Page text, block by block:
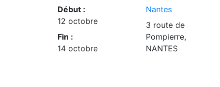
Début :
12 octobre
Fin :
14 octobre
Nantes
3 route de
Pompierre,
NANTES